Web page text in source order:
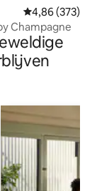
Gemiddelde
4,86 (373)
Champagne